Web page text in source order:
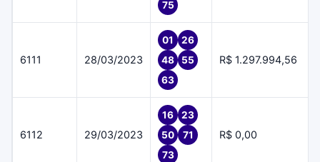
75
6111 28/03/2023
01
26
48
55
63
R$ 1.297.994,56
6112 29/03/2023
16
23
50
71
73
R$ 0,00